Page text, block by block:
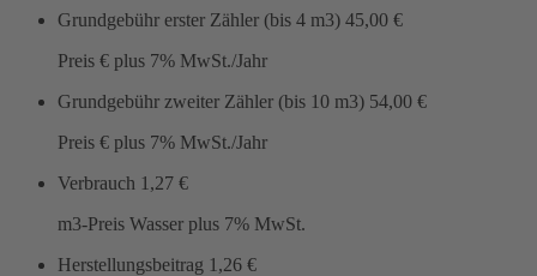
Grundgebühr erster Zähler (bis 4 m3) 45,00 €
Preis € plus 7% MwSt./Jahr
Grundgebühr zweiter Zähler (bis 10 m3) 54,00 €
Preis € plus 7% MwSt./Jahr
Verbrauch 1,27 €
m3-Preis Wasser plus 7% MwSt.
Herstellungsbeitrag 1,26 €